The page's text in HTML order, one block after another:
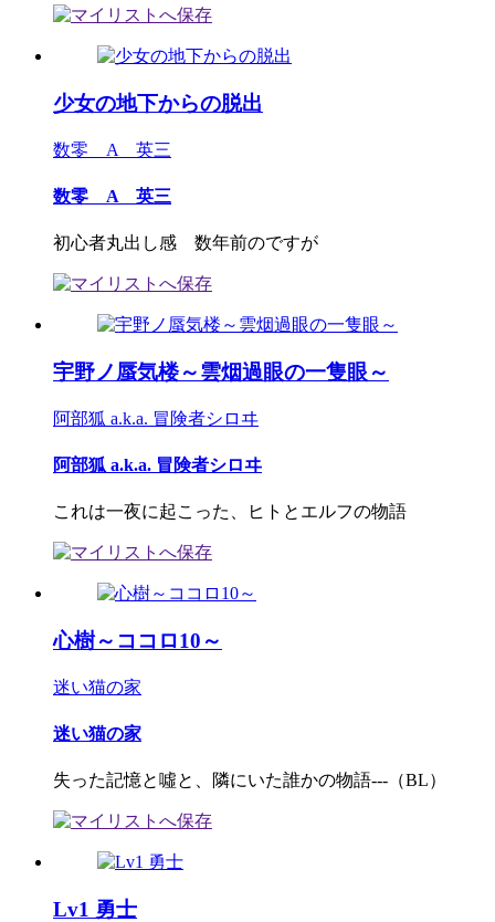
少女の地下からの脱出
数零 A 英三
数零 A 英三
初心者丸出し感 数年前のですが
宇野ノ蜃気楼～雲烟過眼の一隻眼～
阿部狐 a.k.a. 冒険者シロヰ
阿部狐 a.k.a. 冒険者シロヰ
これは一夜に起こった、ヒトとエルフの物語
心樹～ココロ10～
迷い猫の家
迷い猫の家
失った記憶と噓と、隣にいた誰かの物語---（BL）
Lv1 勇士